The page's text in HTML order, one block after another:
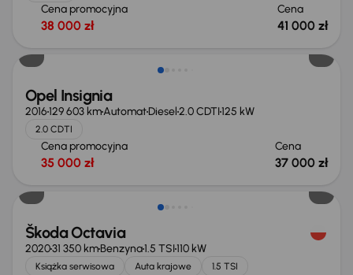
Cena promocyjna
38 000 zł
Cena
41 000 zł
Opel Insignia
2016129 603 kmAutomatDiesel2.0 CDTI125 kW
2.0 CDTI
Cena promocyjna
35 000 zł
Cena
37 000 zł
Škoda Octavia
202031 350 kmBenzyna1.5 TSI110 kW
Książka serwisowa Auta krajowe 1.5 TSI